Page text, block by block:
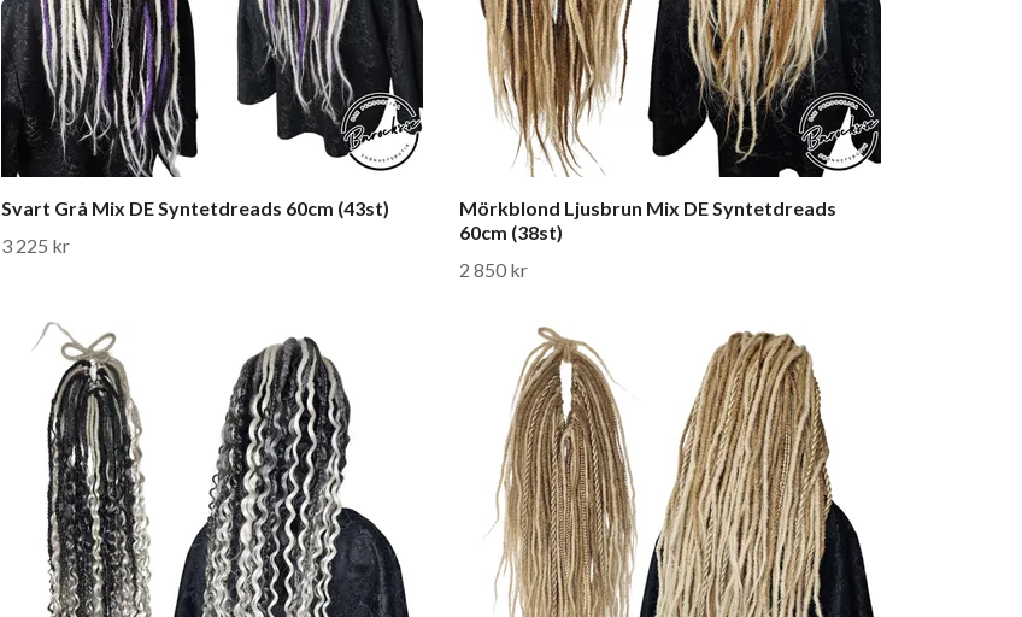
Svart Grå Mix DE Syntetdreads 60cm (43st)
3 225 kr
Mörkblond Ljusbrun Mix DE Syntetdreads
60cm (38st)
2 850 kr